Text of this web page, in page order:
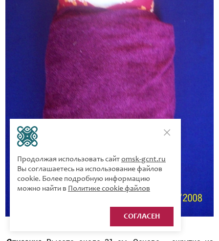
Продолжая использовать сайтomsk-gcnt.ru
Вы соглашаетесь на использование файлов
cookie. Более подробную информацию
можно найти в Политике cookie файлов
СОГЛАСЕН